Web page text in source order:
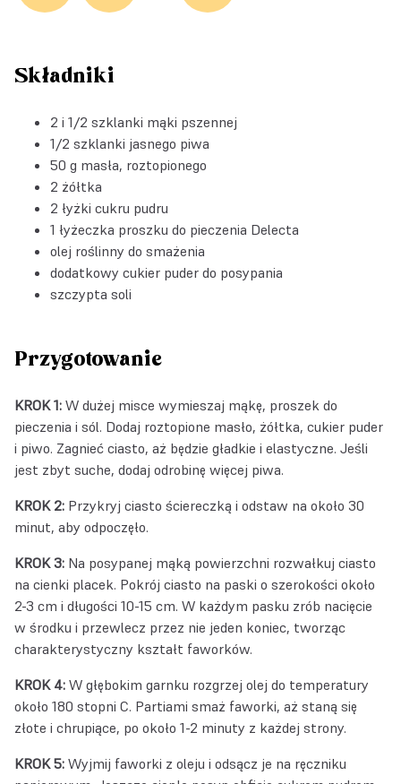
Składniki
2 i 1/2 szklanki mąki pszennej
1/2 szklanki jasnego piwa
50 g masła, roztopionego
2 żółtka
2 łyżki cukru pudru
1 łyżeczka proszku do pieczenia Delecta
olej roślinny do smażenia
dodatkowy cukier puder do posypania
szczypta soli
Przygotowanie
KROK 1: W dużej misce wymieszaj mąkę, proszek do
pieczenia i sól. Dodaj roztopione masło, żółtka, cukier puder
i piwo. Zagnieć ciasto, aż będzie gładkie i elastyczne. Jeśli
jest zbyt suche, dodaj odrobinę więcej piwa.
KROK 2: Przykryj ciasto ściereczką i odstaw na około 30
minut, aby odpoczęło.
KROK 3: Na posypanej mąką powierzchni rozwałkuj ciasto
na cienki placek. Pokrój ciasto na paski o szerokości około
2-3 cm i długości 10-15 cm. W każdym pasku zrób nacięcie
w środku i przewlecz przez nie jeden koniec, tworząc
charakterystyczny kształt faworków.
KROK 4: W głębokim garnku rozgrzej olej do temperatury
około 180 stopni C. Partiami smaż faworki, aż staną się
złote i chrupiące, po około 1-2 minuty z każdej strony.
KROK 5: Wyjmij faworki z oleju i odsącz je na ręczniku